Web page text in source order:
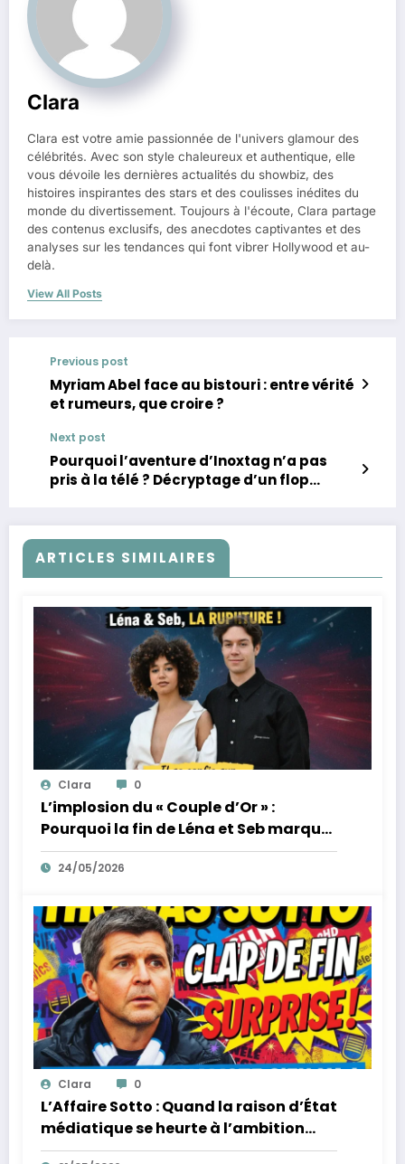
Clara
Clara est votre amie passionnée de l'univers glamour des
célébrités. Avec son style chaleureux et authentique, elle
vous dévoile les dernières actualités du showbiz, des
histoires inspirantes des stars et des coulisses inédites du
monde du divertissement. Toujours à l'écoute, Clara partage
des contenus exclusifs, des anecdotes captivantes et des
analyses sur les tendances qui font vibrer Hollywood et au-
delà.
View All Posts
Previous post
Myriam Abel face au bistouri : entre vérité
et rumeurs, que croire ?
Next post
Pourquoi l’aventure d’Inoxtag n’a pas
pris à la télé ? Décryptage d’un flop
ARTICLES SIMILAIRES
Clara 0
L’implosion du « Couple d’Or » :
Pourquoi la fin de Léna et Seb marque
la fin de l’innocence sur YouTube
24/05/2026
Clara 0
L’Affaire Sotto : Quand la raison d’État
médiatique se heurte à l’ambition
d’un homme